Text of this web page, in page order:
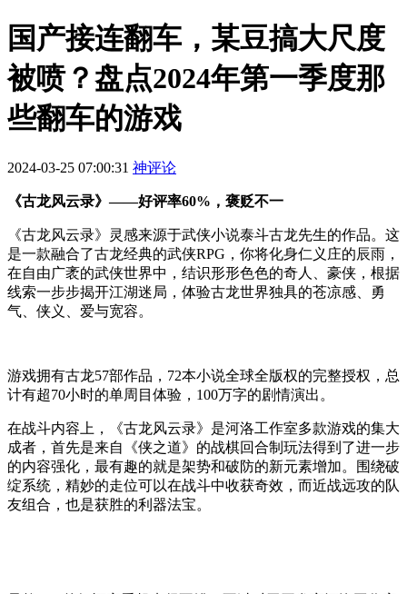
国产接连翻车，某豆搞大尺度
被喷？盘点2024年第一季度那
些翻车的游戏
2024-03-25 07:00:31 神评论
《古龙风云录》——好评率60% ，褒贬不一
《古龙风云录》灵感来源于武侠小说泰斗古龙先生的作品。这
是一款融合了古龙经典的武侠RPG ，你将化身仁义庄的辰雨，
在自由广袤的武侠世界中，结识形形色色的奇人、豪侠，根据
线索一步步揭开江湖迷局，体验古龙世界独具的苍凉感、勇
气、侠义、爱与宽容。
游戏拥有古龙57部作品， 72本小说全球全版权的完整授权，总
计有超70小时的单周目体验， 100万字的剧情演出。
在战斗内容上，《古龙风云录》是河洛工作室多款游戏的集大
成者，首先是来自《侠之道》的战棋回合制玩法得到了进一步
的内容强化，最有趣的就是架势和破防的新元素增加。围绕破
绽系统，精妙的走位可以在战斗中收获奇效，而近战远攻的队
友组合，也是获胜的利器法宝。